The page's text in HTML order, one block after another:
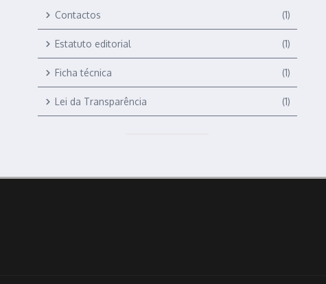
Contactos (1)
Estatuto editorial (1)
Ficha técnica (1)
Lei da Transparência (1)